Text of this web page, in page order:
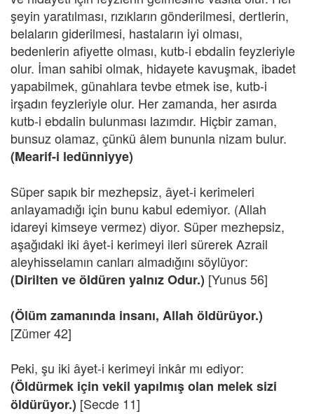
şeyin yaratılması, rızıkların gönderilmesi, dertlerin,
belaların giderilmesi, hastaların iyi olması,
bedenlerin afiyette olması, kutb-i ebdalin feyzleriyle
olur. İman sahibi olmak, hidayete kavuşmak, ibadet
yapabilmek, günahlara tevbe etmek ise, kutb-i
irşadın feyzleriyle olur. Her zamanda, her asırda
kutb-i ebdalin bulunması lazımdır. Hiçbir zaman,
bunsuz olamaz, çünkü âlem bununla nizam bulur.
(Mearif-i ledünniyye)
Süper sapık bir mezhepsiz, âyet-i kerimeleri
anlayamadığı için bunu kabul edemiyor. (Allah
idareyi kimseye vermez) diyor. Süper mezhepsiz,
aşağıdaki iki âyet-i kerimeyi ileri sürerek Azrail
aleyhisselamın canları almadığını söylüyor:
(Dirilten ve öldüren yalnız Odur.) [Yunus 56]
(Ölüm zamanında insanı, Allah öldürüyor.)
[Zümer 42]
Peki, şu iki âyet-i kerimeyi inkâr mı ediyor:
(Öldürmek için vekil yapılmış olan melek sizi
öldürüyor.) [Secde 11]